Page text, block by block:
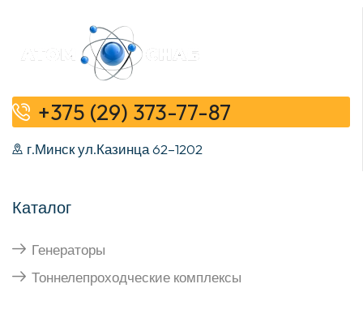
+375 (29) 373-77-87
г.Минск ул.Казинца 62–1202
Каталог
Генераторы
Тоннелепроходческие комплексы